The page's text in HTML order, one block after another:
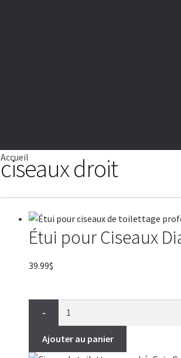
Accueil
ciseaux droit
Étui pour Ciseaux
39.99$
-
Ajouter au panier